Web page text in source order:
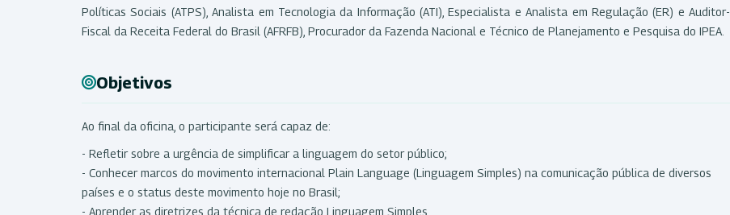
Políticas Sociais (ATPS), Analista em Tecnologia da Informação (ATI), Especialista e Analista em Regulação (ER) e Auditor-
Fiscal da Receita Federal do Brasil (AFRFB), Procurador da Fazenda Nacional e Técnico de Planejamento e Pesquisa do IPEA.
Objetivos
Ao final da oficina, o participante será capaz de:
- Refletir sobre a urgência de simplificar a linguagem do setor público;
- Conhecer marcos do movimento internacional Plain Language (Linguagem Simples) na comunicação pública de diversos
países e o status deste movimento hoje no Brasil;
- Aprender as diretrizes da técnica de redação Linguagem Simples.